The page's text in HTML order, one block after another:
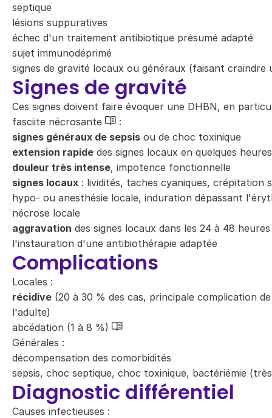
septique
lésions suppuratives
échec d'un traitement antibiotique présumé adapté
sujet immunodéprimé
signes de gravité locaux ou généraux (faisant craindre
Signes de gravité
Ces signes doivent faire évoquer une DHBN, en
fasciite nécrosante
:
signes généraux de sepsis ou de choc toxinique
extension rapide des signes locaux en quelques heures
douleur très intense, impotence fonctionnelle
signes locaux : lividités, taches cyaniques, crépitation
hypo- ou anesthésie locale, induration dépassant
nécrose locale
aggravation des signes locaux dans les 24 à 48
l'instauration d'une antibiothérapie adaptée
Complications
Locales :
récidive (20 à 30 % des cas, principale complication
l'adulte)
abcédation (1 à 8 %)
Générales :
décompensation des comorbidités
sepsis, choc septique, choc toxinique, bactériémie
Diagnostic différentiel
Causes infectieuses :